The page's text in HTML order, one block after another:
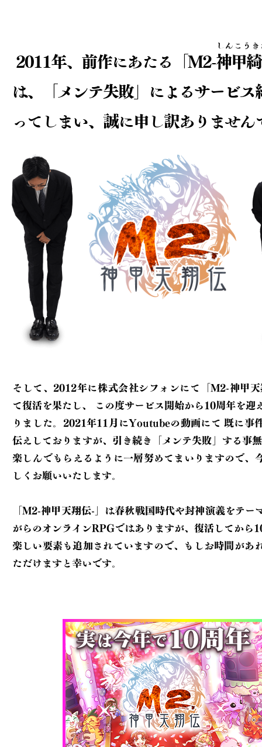
2011年、前作にあたる「M2-神甲
しんこうき
は、
「メンテ失敗」によるサービス
ってしまい、 誠に申し訳ありません
そして、2012年に株式会社シフォンにて「M2-神甲
て復活を果たし、
りました。2021年11月にYoutubeの動画にて 既に事件の経緯をお
伝えしておりますが、引き続き「メンテ失敗」する事
楽しんでもらえるように一層努めてまいりますので、
しくお願いいたします。
「M2-神甲天翔伝-」は春秋戦国時代や封神演義をテー
がらのオンラインRPGではありますが、復活してから
楽しい要素も追加されていますので、もしお時間があ
ただけますと幸いです。